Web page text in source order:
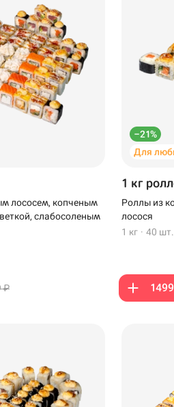
лососем, копченым
слабосоленым
₽
–21%
Для
1 кг
Роллы из
лосося
1 кг · 40 шт.